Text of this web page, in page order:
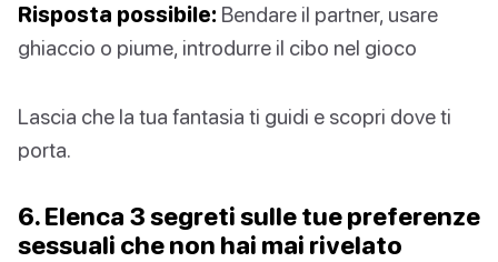
Risposta possibile: Bendare il partner, usare
ghiaccio o piume, introdurre il cibo nel gioco
Lascia che la tua fantasia ti guidi e scopri dove ti
porta.
6. Elenca 3 segreti sulle tue preferenze
sessuali che non hai mai rivelato